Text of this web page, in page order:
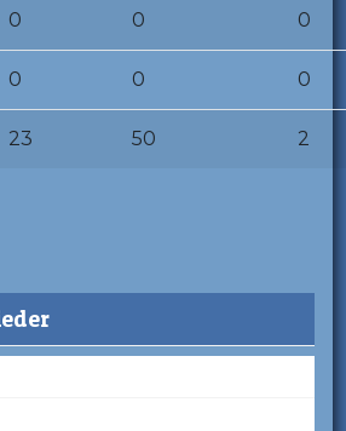
0 0 0
0 0 0
23 50 2